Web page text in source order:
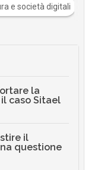
e società digitali
la
caso Sitael
il
questione